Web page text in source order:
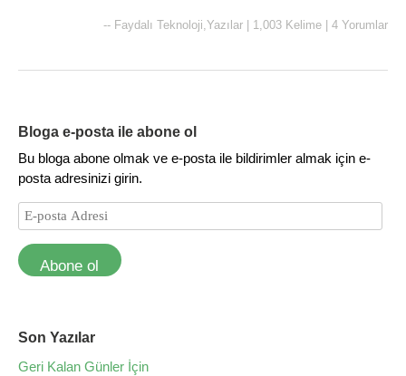
-- Faydalı Teknoloji,Yazılar 1,003 Kelime 4 Yorumlar
Bloga e-posta ile abone ol
Bu bloga abone olmak ve e-posta ile bildirimler almak için e-
posta adresinizi girin.
Abone ol
Son Yazılar
Geri Kalan Günler İçin